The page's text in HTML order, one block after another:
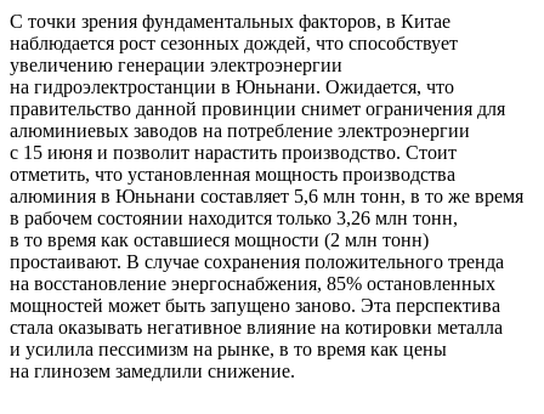
С точки зрения фундаментальных факторов, в Китае
наблюдается рост сезонных дождей, что способствует
увеличению генерации электроэнергии
на гидроэлектростанции в Юньнани. Ожидается, что
правительство данной провинции снимет ограничения для
алюминиевых заводов на потребление электроэнергии
с 15 июня и позволит нарастить производство. Стоит
отметить, что установленная мощность производства
алюминия в Юньнани составляет 5,6 млн тонн, в то же время
в рабочем состоянии находится только 3,26 млн тонн,
в то время как оставшиеся мощности (2 млн тонн)
простаивают. В случае сохранения положительного тренда
на восстановление энергоснабжения, 85% остановленных
мощностей может быть запущено заново. Эта перспектива
стала оказывать негативное влияние на котировки металла
и усилила пессимизм на рынке, в то время как цены
на глинозем замедлили снижение.